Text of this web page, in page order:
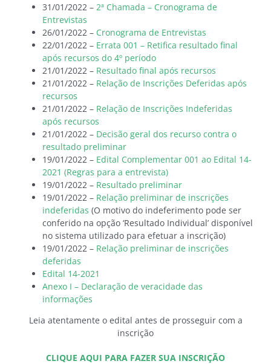
31/01/2022 – 2ª Chamada – Cronograma de
Entrevistas
26/01/2022 – Cronograma de Entrevistas
22/01/2022 – Errata 001 – Retifica resultado final
após recursos do 4º período
21/01/2022 – Resultado final após recursos
21/01/2022 – Relação de Inscrições Deferidas após
recursos
21/01/2022 – Relação de Inscrições Indeferidas
após recursos
21/01/2022 – Decisão geral dos recurso contra o
resultado preliminar
19/01/2022 – Edital Complementar 001 ao Edital 14-
2021 (Regras para a entrevista)
19/01/2022 – Resultado preliminar
19/01/2022 – Relação preliminar de inscrições
indeferidas (O motivo do indeferimento pode ser
conferido na opção ‘Resultado Individual’ disponível
no sistema utilizado para efetuar a inscrição)
19/01/2022 – Relação preliminar de inscrições
deferidas
Edital 14-2021
Anexo I – Declaração de veracidade das
informações
Leia atentamente o edital antes de prosseguir com a
inscrição
CLIQUE AQUI PARA FAZER SUA INSCRIÇÃO